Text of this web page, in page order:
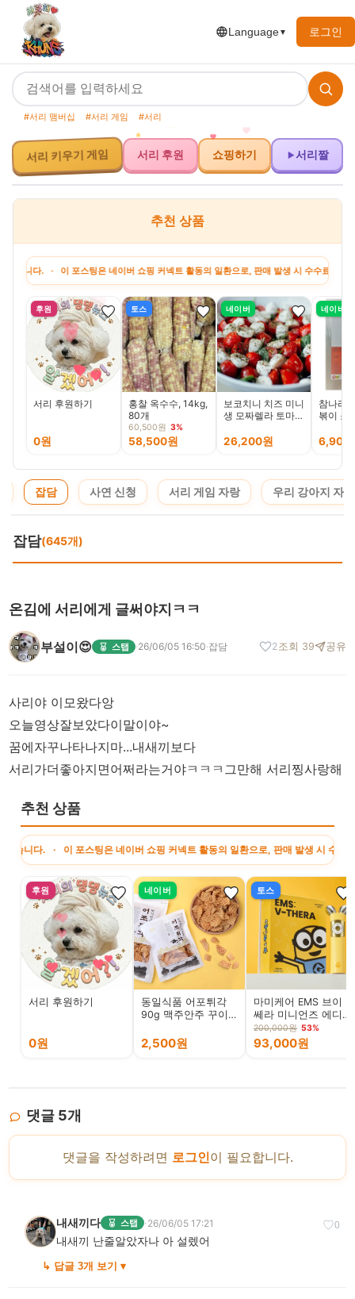
Language▼ 로그인
#서리 맴버십 #서리 게임 #서리
서리 키우기 게임 서리 후원 쇼핑하기 서리짤
추천 상품
· 이 포스팅은 네이버 쇼핑 커넥트 활동의 일환으로, 판매 발생 시 수수료를 제공받
후원
서리 후원하기
0원
토스
홍찰 옥수수, 14kg,
80개
60,500원 3%
58,500원
네이버
보코치니 치즈 미니
생 모짜렐라 토마토
26,200원
네이버
참나라
볶이 소
6,900
잡담 사연 신청 서리 게임 자랑 우리 강아지 자랑
잡담(645개)
온김에 서리에게 글써야지ㅋㅋ
부설이😍 스탭 ·26/06/05 16:50·잡담 2조회 39 공유
사리야 이모왔다앙
오늘영상잘보았다이말이야~
꿈에자꾸나타나지마...내새끼보다
서리가더좋아지면어쩌라는거야ㅋㅋㅋ그만해 서리찡사랑해
추천 상품
· 이 포스팅은 네이버 쇼핑 커넥트 활동의 일환으로, 판매 발생 시 수수료를
후원
서리 후원하기
0원
네이버
동일식품 어포튀각
90g 맥주안주 꾸이
2,500원
토스
마미케어 EMS 브이
쎄라 미니언즈 에디
션, 옐로우
200,000원 53%
93,000원
댓글 5개
댓글을 작성하려면 로그인이 필요합니다.
♡0
내새끼다 스탭 ·26/06/05 17:21
내새끼 난줄알았자나 아 설렜어
↳ 답글 3개 보기 ▾